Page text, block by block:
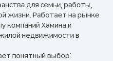
для семьи, работы,
жизни. Работает на рынке
компаний Хамина и
недвижимости в
понятный выбор: